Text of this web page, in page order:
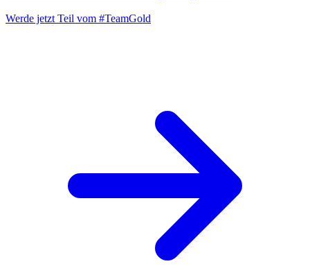
Werde jetzt Teil vom #TeamGold